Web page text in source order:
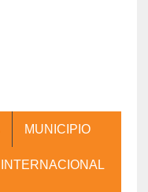
MUNICIPIO
INTERNACIONAL